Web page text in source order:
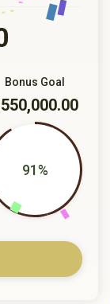
Bonus Goal
91%